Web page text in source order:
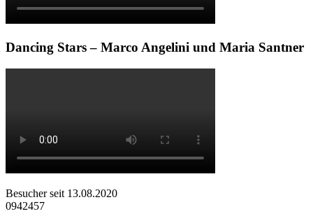
Dancing Stars – Marco Angelini und Maria Santner
Besucher seit 13.08.2020
0942457